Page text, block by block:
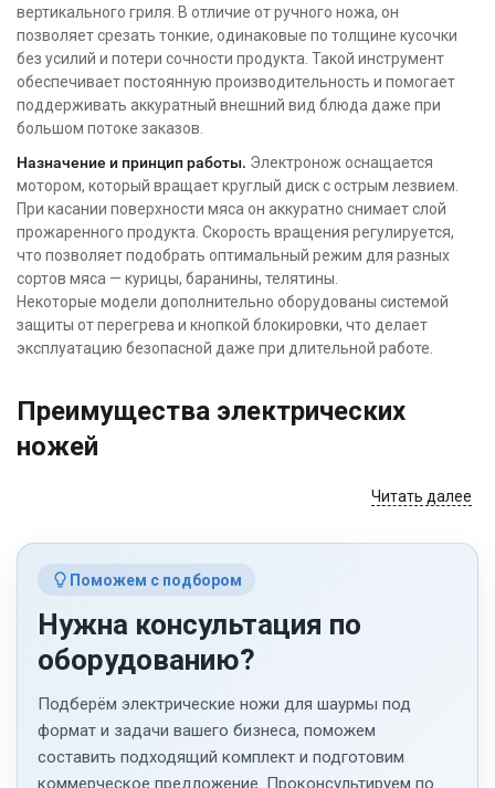
привыкаешь.
В целом свою задачу
выполняет как надо,
без нареканий.
вертикального гриля. В отличие от ручного ножа, он
позволяет срезать тонкие, одинаковые по толщине кусочки
без усилий и потери сочности продукта. Такой инструмент
обеспечивает постоянную производительность и помогает
поддерживать аккуратный внешний вид блюда даже при
большом потоке заказов.
Назначение и принцип работы. Электронож оснащается
мотором, который вращает круглый диск с острым лезвием.
При касании поверхности мяса он аккуратно снимает слой
прожаренного продукта. Скорость вращения регулируется,
что позволяет подобрать оптимальный режим для разных
сортов мяса — курицы, баранины, телятины.
Некоторые модели дополнительно оборудованы системой
защиты от перегрева и кнопкой блокировки, что делает
эксплуатацию безопасной даже при длительной работе.
Преимущества электрических
ножей
Равномерная нарезка. Каждый срез получается
вид шаурмы.
Экономия времени. Устройство снижает физическую
приготовления.
Минимальные потери продукта. Точный срез позволяет
Простота обслуживания. Съемные ножи легко
промываются и затачиваются, что продлевает срок
службы оборудования.
Читать далее
Поможем с подбором
Нужна консультация по
оборудованию?
Подберём электрические ножи для шаурмы под
формат и задачи вашего бизнеса, поможем
составить подходящий комплект и подготовим
коммерческое предложение. Проконсультируем по